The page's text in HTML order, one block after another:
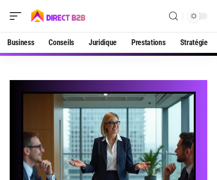
Business Conseils Juridique Prestations Stratégie